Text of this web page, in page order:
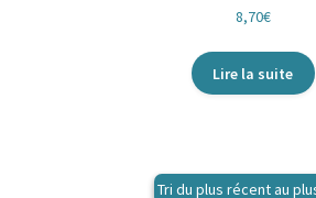
8,70€
Lire la suite